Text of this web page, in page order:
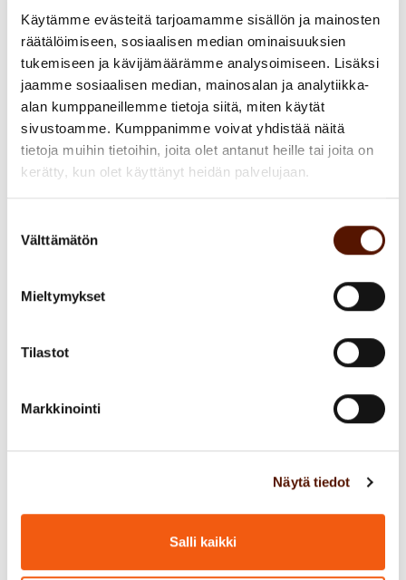
Käytämme evästeitä tarjoamamme sisällön ja mainosten
räätälöimiseen, sosiaalisen median ominaisuuksien
tukemiseen ja kävijämäärämme analysoimiseen. Lisäksi
jaamme sosiaalisen median, mainosalan ja analytiikka-
alan kumppaneillemme tietoja siitä, miten käytät
sivustoamme. Kumppanimme voivat yhdistää näitä
tietoja muihin tietoihin, joita olet antanut heille tai joita on
kerätty, kun olet käyttänyt heidän palvelujaan.
valinta
Välttämätön
Mieltymykset
Tilastot
Markkinointi
Näytä tiedot
Salli kaikki
Pilvi-integraatio:
Yhteensopivuus
teknologiavelan
varjossa